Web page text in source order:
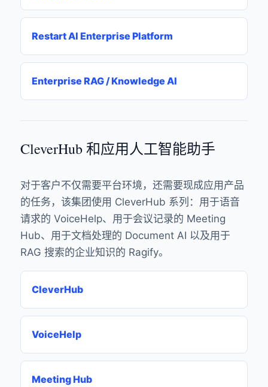
Restart AI Enterprise Platform
Enterprise RAG / Knowledge AI
CleverHub 和应用人工智能助手
对于客户不仅需要平台环境，还需要现成应用产品
的任务，该集团使用 CleverHub 系列：用于语音
请求的 VoiceHelp、用于会议记录的 Meeting
Hub、用于文档处理的 Document AI 以及用于
RAG 搜索的企业知识的 Ragify。
CleverHub
VoiceHelp
Meeting Hub